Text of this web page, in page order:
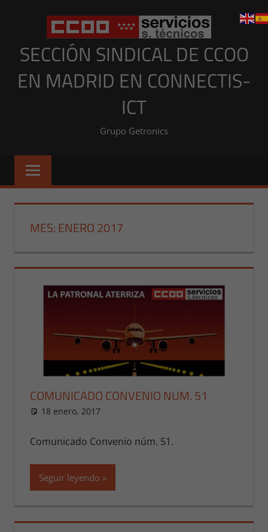
SECCIÓN SINDICAL DE CCOO
EN MADRID EN CONNECTIS-
ICT
Grupo Getronics
MES:ENERO 2017
COMUNICADO CONVENIO NUM. 51
18 enero, 2017
Comunicado Convenio núm. 51.
Seguir leyendo